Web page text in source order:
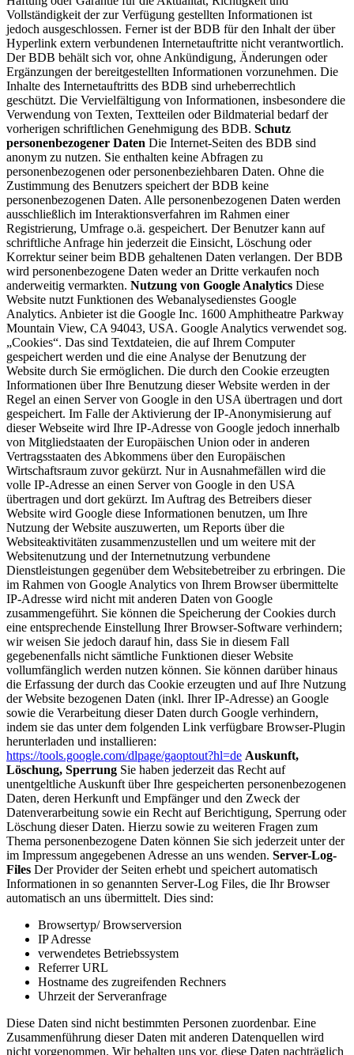
Vollständigkeit der zur Verfügung gestellten Informationen ist
jedoch ausgeschlossen. Ferner ist der BDB für den Inhalt der über
Hyperlink extern verbundenen Internetauftritte nicht verantwortlich.
Der BDB behält sich vor, ohne Ankündigung, Änderungen oder
Ergänzungen der bereitgestellten Informationen vorzunehmen. Die
Inhalte des Internetauftritts des BDB sind urheberrechtlich
geschützt. Die Vervielfältigung von Informationen, insbesondere die
Verwendung von Texten, Textteilen oder Bildmaterial bedarf der
vorherigen schriftlichen Genehmigung des BDB. Schutz
personenbezogener Daten Die Internet-Seiten des BDB sind
anonym zu nutzen. Sie enthalten keine Abfragen zu
personenbezogenen oder personenbeziehbaren Daten. Ohne die
Zustimmung des Benutzers speichert der BDB keine
personenbezogenen Daten. Alle personenbezogenen Daten werden
ausschließlich im Interaktionsverfahren im Rahmen einer
Registrierung, Umfrage o.ä. gespeichert. Der Benutzer kann auf
schriftliche Anfrage hin jederzeit die Einsicht, Löschung oder
Korrektur seiner beim BDB gehaltenen Daten verlangen. Der BDB
wird personenbezogene Daten weder an Dritte verkaufen noch
anderweitig vermarkten. Nutzung von Google Analytics Diese
Website nutzt Funktionen des Webanalysedienstes Google
Analytics. Anbieter ist die Google Inc. 1600 Amphitheatre Parkway
Mountain View, CA 94043, USA. Google Analytics verwendet sog.
„Cookies“. Das sind Textdateien, die auf Ihrem Computer
gespeichert werden und die eine Analyse der Benutzung der
Website durch Sie ermöglichen. Die durch den Cookie erzeugten
Informationen über Ihre Benutzung dieser Website werden in der
Regel an einen Server von Google in den USA übertragen und dort
gespeichert. Im Falle der Aktivierung der IP-Anonymisierung auf
dieser Webseite wird Ihre IP-Adresse von Google jedoch innerhalb
von Mitgliedstaaten der Europäischen Union oder in anderen
Vertragsstaaten des Abkommens über den Europäischen
Wirtschaftsraum zuvor gekürzt. Nur in Ausnahmefällen wird die
volle IP-Adresse an einen Server von Google in den USA
übertragen und dort gekürzt. Im Auftrag des Betreibers dieser
Website wird Google diese Informationen benutzen, um Ihre
Nutzung der Website auszuwerten, um Reports über die
Websiteaktivitäten zusammenzustellen und um weitere mit der
Websitenutzung und der Internetnutzung verbundene
Dienstleistungen gegenüber dem Websitebetreiber zu erbringen. Die
im Rahmen von Google Analytics von Ihrem Browser übermittelte
IP-Adresse wird nicht mit anderen Daten von Google
zusammengeführt. Sie können die Speicherung der Cookies durch
eine entsprechende Einstellung Ihrer Browser-Software verhindern;
wir weisen Sie jedoch darauf hin, dass Sie in diesem Fall
gegebenenfalls nicht sämtliche Funktionen dieser Website
vollumfänglich werden nutzen können. Sie können darüber hinaus
die Erfassung der durch das Cookie erzeugten und auf Ihre Nutzung
der Website bezogenen Daten (inkl. Ihrer IP-Adresse) an Google
sowie die Verarbeitung dieser Daten durch Google verhindern,
indem sie das unter dem folgenden Link verfügbare Browser-Plugin
herunterladen und installieren:
https://tools.google.com/dlpage/gaoptout?hl=de Auskunft,
Löschung, Sperrung Sie haben jederzeit das Recht auf
unentgeltliche Auskunft über Ihre gespeicherten personenbezogenen
Daten, deren Herkunft und Empfänger und den Zweck der
Datenverarbeitung sowie ein Recht auf Berichtigung, Sperrung oder
Löschung dieser Daten. Hierzu sowie zu weiteren Fragen zum
Thema personenbezogene Daten können Sie sich jederzeit unter der
im Impressum angegebenen Adresse an uns wenden. Server-Log-
Files Der Provider der Seiten erhebt und speichert automatisch
Informationen in so genannten Server-Log Files, die Ihr Browser
automatisch an uns übermittelt. Dies sind:
Browsertyp/ Browserversion
IP Adresse
verwendetes Betriebssystem
Referrer URL
Hostname des zugreifenden Rechners
Uhrzeit der Serveranfrage
Diese Daten sind nicht bestimmten Personen zuordenbar. Eine
Zusammenführung dieser Daten mit anderen Datenquellen wird
nicht vorgenommen. Wir behalten uns vor, diese Daten nachträglich